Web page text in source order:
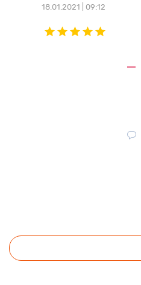
18.01.2021 | 09:12